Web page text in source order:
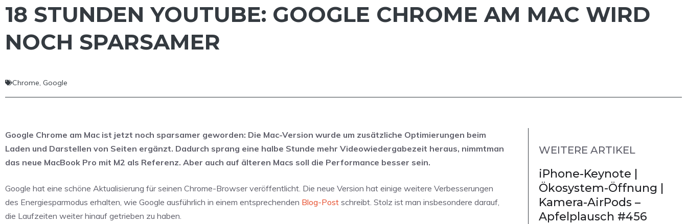
18 STUNDEN YOUTUBE: GOOGLE CHROME AM MAC WIRD
NOCH SPARSAMER
Chrome Google
Google Chrome am Mac ist jetzt noch sparsamer geworden: Die Mac-Version wurde um zusätzliche Optimierungen beim
Laden und Darstellen von Seiten ergänzt. Dadurch sprang eine halbe Stunde mehr Videowiedergabezeit heraus, nimmtman
das neue MacBook Pro mit M2 als Referenz. Aber auch auf älteren Macs soll die Performance besser sein.
Google hat eine schöne Aktualisierung für seinen Chrome-Browser veröffentlicht. Die neue Version hat einige weitere Verbesserungen
des Energiesparmodus erhalten, wie Google ausführlich in einem entsprechenden Blog-Post schreibt. Stolz ist man insbesondere darauf,
die Laufzeiten weiter hinauf getrieben zu haben.
WEITERE ARTIKEL
iPhone-Keynote |
Ökosystem-Öffnung |
Kamera-AirPods –
Apfelplausch #456